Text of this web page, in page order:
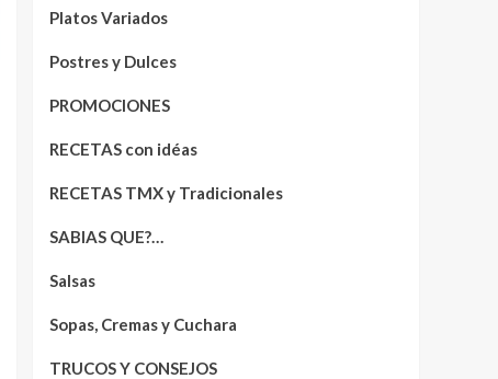
Platos Variados
Postres y Dulces
PROMOCIONES
RECETAS con idéas
RECETAS TMX y Tradicionales
SABIAS QUE?…
Salsas
Sopas, Cremas y Cuchara
TRUCOS Y CONSEJOS